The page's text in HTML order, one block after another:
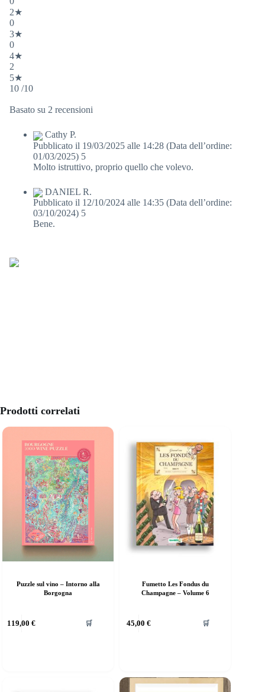
2★
0
3★
0
4★
2
5★
10 /10
Basato su 2 recensioni
Cathy P.
Pubblicato il 19/03/2025 alle 14:28 (Data dell’ordine:
01/03/2025) 5
Molto istruttivo, proprio quello che volevo.
DANIEL R.
Pubblicato il 12/10/2024 alle 14:35 (Data dell’ordine:
03/10/2024) 5
Bene.
Prodotti correlati
Puzzle sul vino – Intorno alla
Borgogna
119,00€ 🛒
Fumetto Les Fondus du
Champagne – Volume 6
45,00 € 🛒